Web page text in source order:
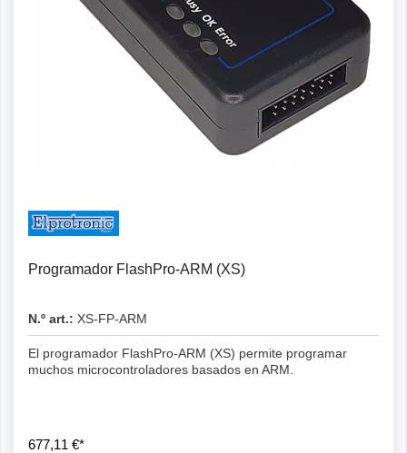
Programador FlashPro-ARM (XS)
N.º art.: XS-FP-ARM
El programador FlashPro-ARM (XS) permite programar
muchos microcontroladores basados en ARM.
677,11 €*